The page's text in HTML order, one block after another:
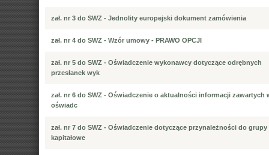
zał. nr 3 do SWZ - Jednolity europejski dokument zamówienia
zał. nr 4 do SWZ - Wzór umowy - PRAWO OPCJI
zał. nr 5 do SWZ - Oświadczenie wykonawcy dotyczące odrębnych
przesłanek wyk
zał. nr 6 do SWZ - Oświadczenie o aktualności informacji zawartych
oświadc
zał. nr 7 do SWZ - Oświadczenie dotyczące przynależności do grupy
kapitałowe